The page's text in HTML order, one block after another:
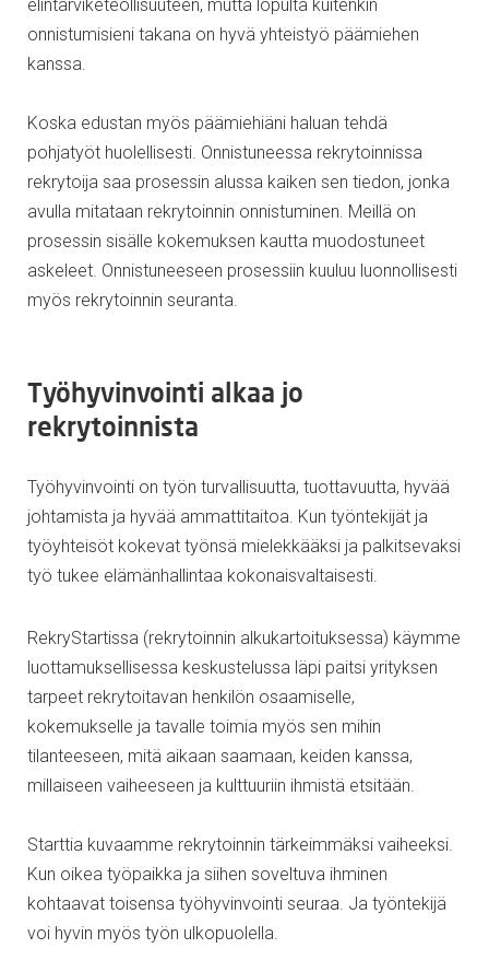
elintarviketeollisuuteen, mutta lopulta kuitenkin
onnistumisieni takana on hyvä yhteistyö päämiehen
kanssa.
Koska edustan myös päämiehiäni haluan tehdä
pohjatyöt huolellisesti. Onnistuneessa rekrytoinnissa
rekrytoija saa prosessin alussa kaiken sen tiedon, jonka
avulla mitataan rekrytoinnin onnistuminen. Meillä on
prosessin sisälle kokemuksen kautta muodostuneet
askeleet. Onnistuneeseen prosessiin kuuluu luonnollisesti
myös rekrytoinnin seuranta.
Työhyvinvointi alkaa jo
rekrytoinnista
Työhyvinvointi on työn turvallisuutta, tuottavuutta, hyvää
johtamista ja hyvää ammattitaitoa. Kun työntekijät ja
työyhteisöt kokevat työnsä mielekkääksi ja palkitsevaksi
työ tukee elämänhallintaa kokonaisvaltaisesti.
RekryStartissa (rekrytoinnin alkukartoituksessa) käymme
luottamuksellisessa keskustelussa läpi paitsi yrityksen
tarpeet rekrytoitavan henkilön osaamiselle,
kokemukselle ja tavalle toimia myös sen mihin
tilanteeseen, mitä aikaan saamaan, keiden kanssa,
millaiseen vaiheeseen ja kulttuuriin ihmistä etsitään.
Starttia kuvaamme rekrytoinnin tärkeimmäksi vaiheeksi.
Kun oikea työpaikka ja siihen soveltuva ihminen
kohtaavat toisensa työhyvinvointi seuraa. Ja työntekijä
voi hyvin myös työn ulkopuolella.